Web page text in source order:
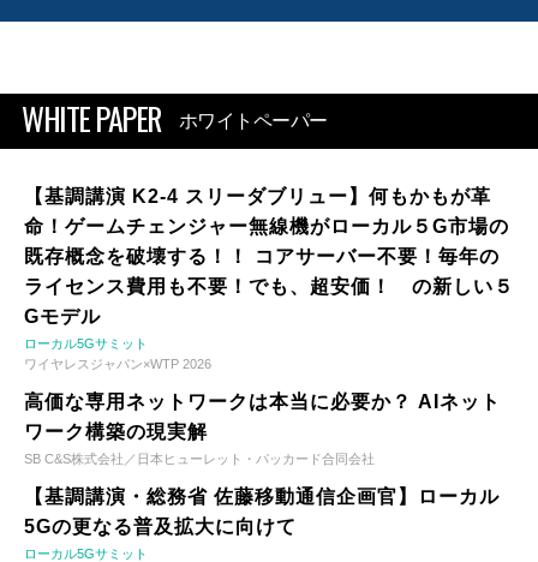
WHITE PAPER ホワイトペーパー
【基調講演 K2-4 スリーダブリュー】何もかもが革
命！ゲームチェンジャー無線機がローカル５G市場の
既存概念を破壊する！！ コアサーバー不要！毎年の
ライセンス費用も不要！でも、超安価！ の新しい５
Gモデル
ローカル5Gサミット
ワイヤレスジャパン×WTP 2026
高価な専用ネットワークは本当に必要か？ AIネット
ワーク構築の現実解
SB C&S株式会社／日本ヒューレット・パッカード合同会社
【基調講演・総務省 佐藤移動通信企画官】ローカル
5Gの更なる普及拡大に向けて
ローカル5Gサミット